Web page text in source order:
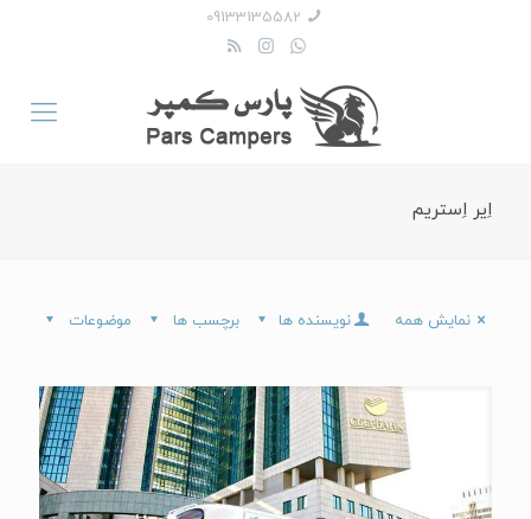
09133135582
اِیر اِستریم
موضوعات برچسب ها نویسنده ها نمایش همه